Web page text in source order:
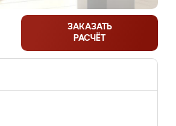
ЗАКАЗАТЬ
РАСЧЁТ